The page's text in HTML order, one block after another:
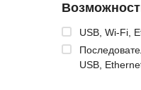
USB, Wi-Fi,
USB,